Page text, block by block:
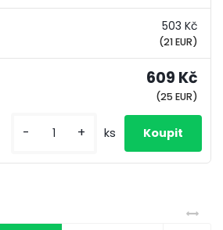
503 Kč
(21 EUR)
609 Kč
(25 EUR)
- + ks